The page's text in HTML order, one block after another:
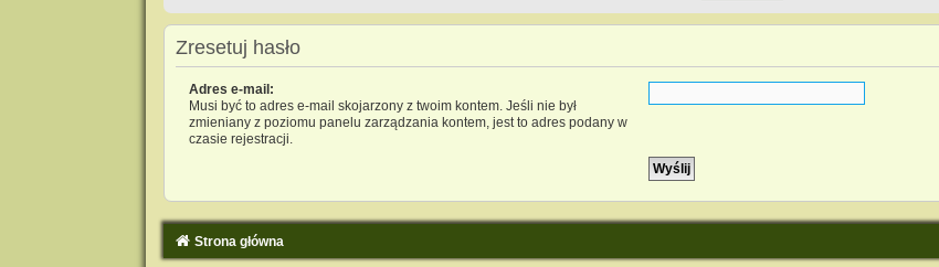
Zresetuj hasło
Adres e-mail:
Musi być to adres e-mail skojarzony z twoim kontem. Jeśli nie był
zmieniany z poziomu panelu zarządzania kontem, jest to adres podany w
czasie rejestracji.
Strona główna